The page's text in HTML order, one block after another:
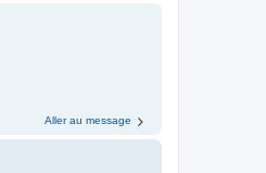
Aller au message